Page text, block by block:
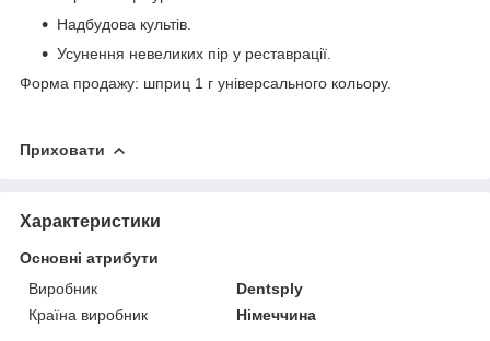
Надбудова культів.
Усунення невеликих пір у реставрації.
Форма продажу: шприц 1 г універсального кольору.
Приховати
Характеристики
Основні атрибути
Виробник
Dentsply
Країна виробник
Німеччина